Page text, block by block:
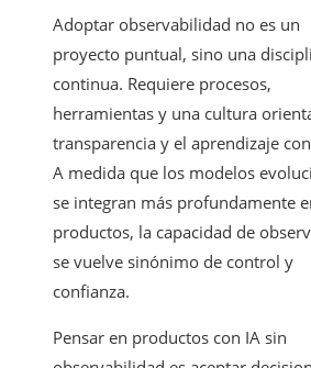
Adoptar observabilidad no es un
proyecto puntual, sino una
continua. Requiere procesos,
herramientas y una cultura
transparencia y el aprendizaje
A medida que los modelos
se integran más profundamente
productos, la capacidad de
se vuelve sinónimo de control y
confianza.
Pensar en productos con IA sin